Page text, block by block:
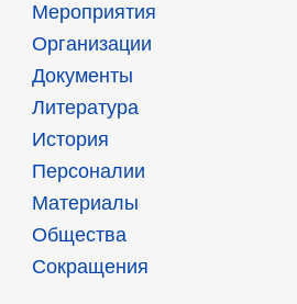
Мероприятия
Организации
Документы
Литература
История
Персоналии
Материалы
Общества
Сокращения